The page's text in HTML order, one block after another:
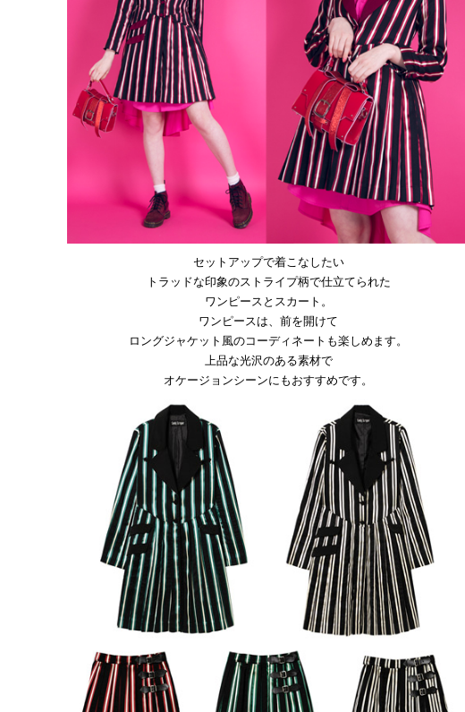
セットアップで着こなしたい
トラッドな印象のストライプ柄で仕立てられた
ワンピースとスカート。
ワンピースは、前を開けて
ロングジャケット風のコーディネートも楽しめます。
上品な光沢のある素材で
オケージョンシーンにもおすすめです。